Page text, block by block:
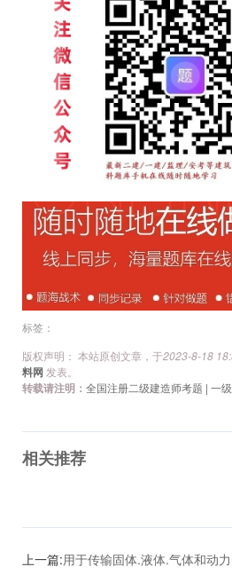
文
导
标签：
版权声明： 本站原创文章，于2023-8-18
料网 发表。
转载请注明： 全国注册二级建造师考题 | 一
相关推荐
上一篇:用于传输固体.液体.气体和动力